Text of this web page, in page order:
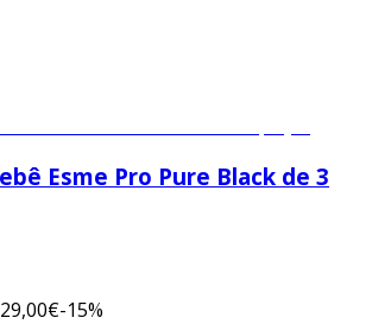
Esme Pro Pure Black de 3
-15%